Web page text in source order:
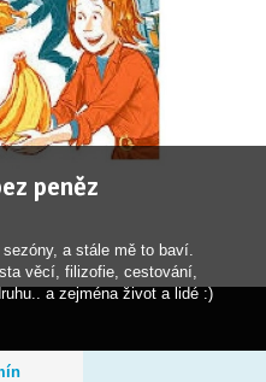
peněz
a stále mě to baví.
věcí, filizofie, cestování,
a zejména život a lidé :)